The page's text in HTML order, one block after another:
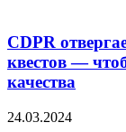
CDPR
квестов —
качества
24.03.2024